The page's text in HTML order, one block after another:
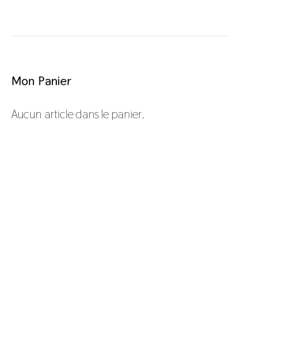
Mon Panier
Aucun article dans le panier.